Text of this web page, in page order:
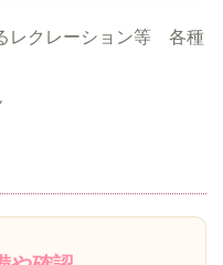
レクレーション等 各種